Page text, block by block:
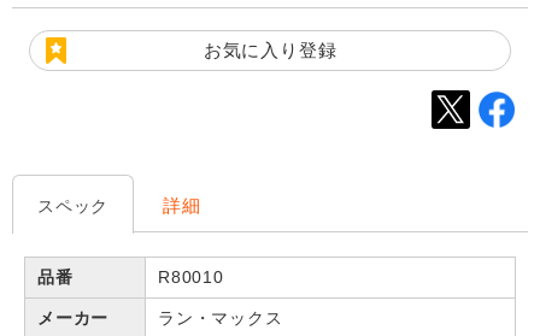
お気に入り登録
スペック 詳細
品番 R80010
メーカー ラン・マックス